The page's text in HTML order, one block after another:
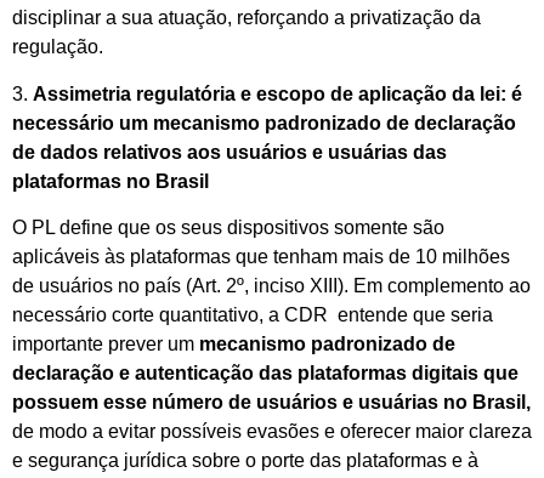
disciplinar a sua atuação, reforçando a privatização da
regulação.
3. Assimetria regulatória e escopo de aplicação da lei: é
necessário um mecanismo padronizado de declaração
de dados relativos aos usuários e usuárias das
plataformas no Brasil
O PL define que os seus dispositivos somente são
aplicáveis às plataformas que tenham mais de 10 milhões
de usuários no país (Art. 2º, inciso XIII). Em complemento ao
necessário corte quantitativo, a CDR entende que seria
importante prever um mecanismo padronizado de
declaração e autenticação das plataformas digitais que
possuem esse número de usuários e usuárias no Brasil,
de modo a evitar possíveis evasões e oferecer maior clareza
e segurança jurídica sobre o porte das plataformas e à